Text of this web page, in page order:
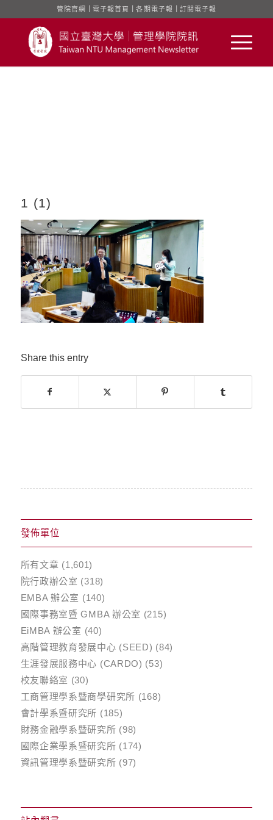
管院官網 電子報首頁 ｜各期電子報 訂閱電子報
1 (1)
Share this entry
發佈單位
所有文章 (1,601)
院行政辦公室 (318)
EMBA 辦公室 (140)
國際事務室暨 GMBA 辦公室 (215)
EiMBA 辦公室 (40)
高階管理教育發展中心 (SEED) (84)
生涯發展服務中心 (CARDO) (53)
校友聯絡室 (30)
工商管理學系暨商學研究所 (168)
會計學系暨研究所 (185)
財務金融學系暨研究所 (98)
國際企業學系暨研究所 (174)
資訊管理學系暨研究所 (97)